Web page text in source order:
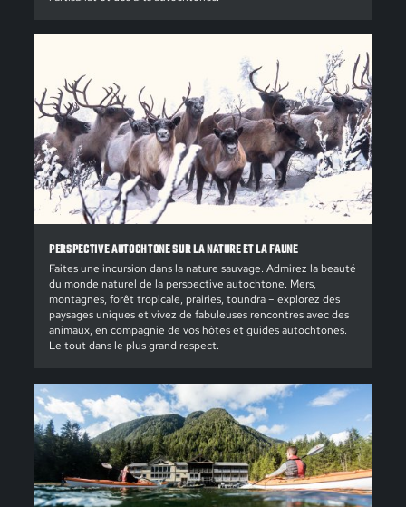
PERSPECTIVE AUTOCHTONE SUR LA NATURE ET LA FAUNE
Faites une incursion dans la nature sauvage. Admirez la beauté
du monde naturel de la perspective autochtone. Mers,
montagnes, forêt tropicale, prairies, toundra – explorez des
paysages uniques et vivez de fabuleuses rencontres avec des
animaux, en compagnie de vos hôtes et guides autochtones.
Le tout dans le plus grand respect.